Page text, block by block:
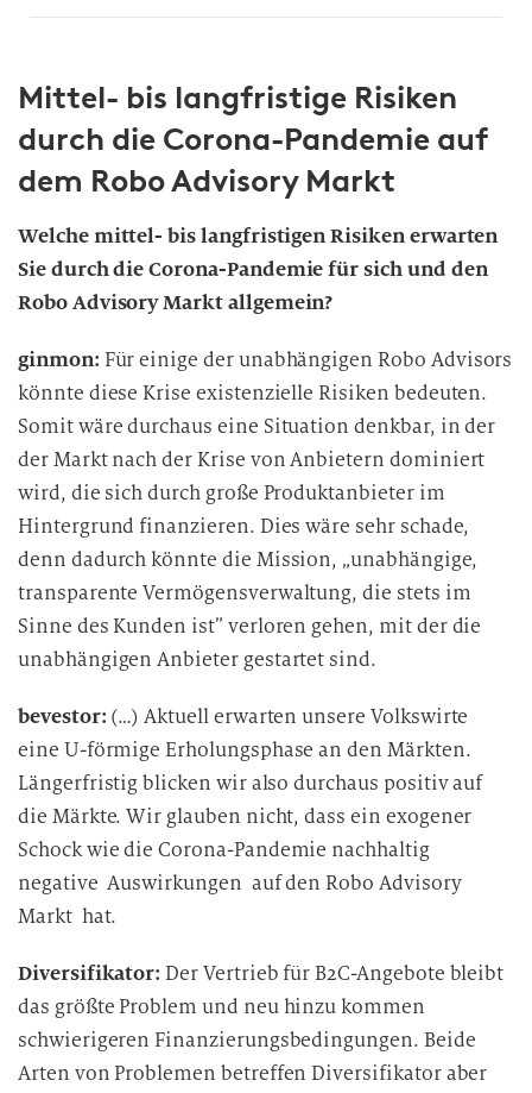
Mittel- bis langfristige Risiken
durch die Corona-Pandemie auf
dem Robo Advisory Markt
Welche mittel- bis langfristigen Risiken erwarten
Sie durch die Corona-Pandemie für sich und den
Robo Advisory Markt allgemein?
ginmon: Für einige der unabhängigen Robo Advisors
könnte diese Krise existenzielle Risiken bedeuten.
Somit wäre durchaus eine Situation denkbar, in der
der Markt nach der Krise von Anbietern dominiert
wird, die sich durch große Produktanbieter im
Hintergrund finanzieren. Dies wäre sehr schade,
denn dadurch könnte die Mission, „unabhängige,
transparente Vermögensverwaltung, die stets im
Sinne des Kunden ist” verloren gehen, mit der die
unabhängigen Anbieter gestartet sind.
bevestor: (…) Aktuell erwarten unsere Volkswirte
eine U-förmige Erholungsphase an den Märkten.
Längerfristig blicken wir also durchaus positiv auf
die Märkte. Wir glauben nicht, dass ein exogener
Schock wie die Corona-Pandemie nachhaltig
negative Auswirkungen auf den Robo Advisory
Markt hat.
Diversifikator: Der Vertrieb für B2C-Angebote bleibt
das größte Problem und neu hinzu kommen
schwierigeren Finanzierungsbedingungen. Beide
Arten von Problemen betreffen Diversifikator aber